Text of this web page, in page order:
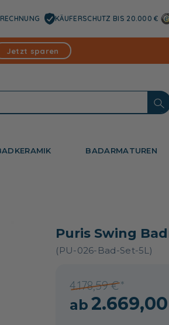
KÄUFERSCHUTZ BIS 20.000 €
Jetzt sparen
BADARMATUREN
Puris Swing
(PU-026-Bad-Set-5L)
4.178,59 €